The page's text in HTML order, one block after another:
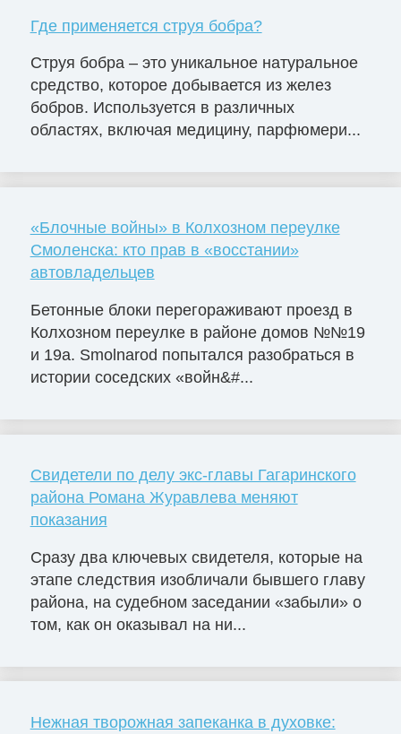
Где применяется струя бобра?
Струя бобра – это уникальное натуральное
средство, которое добывается из желез
бобров. Используется в различных
областях, включая медицину, парфюмери...
«Блочные войны» в Колхозном переулке
Смоленска: кто прав в «восстании»
автовладельцев
Бетонные блоки перегораживают проезд в
Колхозном переулке в районе домов №№19
и 19а. Smolnarod попытался разобраться в
истории соседских «войн&#...
Свидетели по делу экс-главы Гагаринского
района Романа Журавлева меняют
показания
Сразу два ключевых свидетеля, которые на
этапе следствия изобличали бывшего главу
района, на судебном заседании «забыли» о
том, как он оказывал на ни...
Нежная творожная запеканка в духовке: